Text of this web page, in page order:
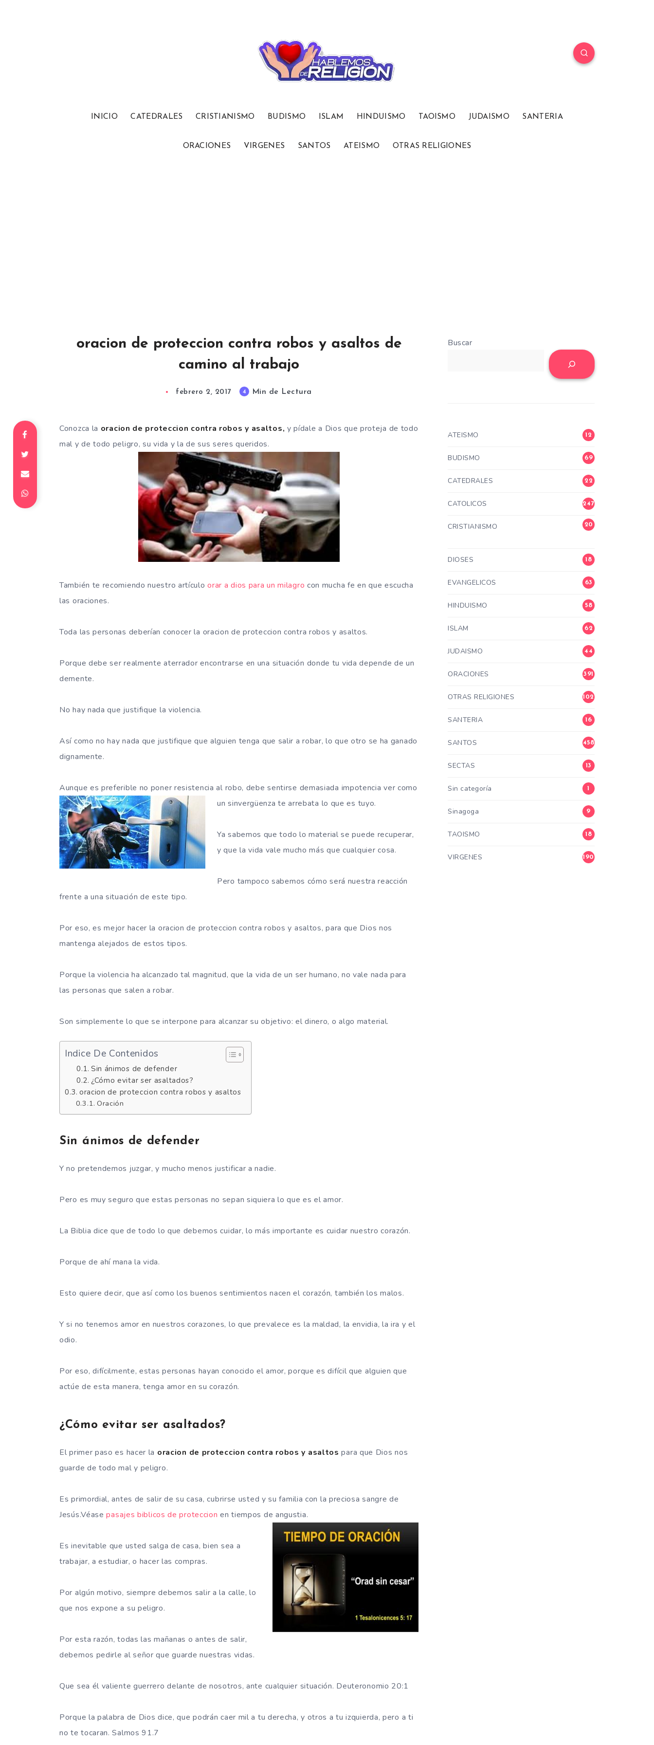
INICIO CATEDRALES CRISTIANISMO BUDISMO ISLAM HINDUISMO TAOISMO JUDAISMO SANTERIA
ORACIONES VIRGENES SANTOS ATEISMO OTRAS RELIGIONES
oracion de proteccion contra robos y asaltos de
camino al trabajo
febrero 2, 2017 4 Min de Lectura
Conozca la oracion de proteccion contra robos y asaltos, y pídale a Dios que proteja de todo
mal y de todo peligro, su vida y la de sus seres queridos.
También te recomiendo nuestro artículoorar a dios para un milagro con mucha fe en que escucha
las oraciones.
Toda las personas deberían conocer la oracion de proteccion contra robos y asaltos.
Porque debe ser realmente aterrador encontrarse en una situación donde tu vida depende de un
demente.
No hay nada que justifique la violencia.
Así como no hay nada que justifique que alguien tenga que salir a robar, lo que otro se ha ganado
dignamente.
Aunque es preferible no poner resistencia al robo, debe sentirse demasiada impotencia ver como
un sinvergüenza te arrebata lo que es tuyo.
Ya sabemos que todo lo material se puede recuperar,
y que la vida vale mucho más que cualquier cosa.
Pero tampoco sabemos cómo será nuestra reacción
frente a una situación de este tipo.
Por eso, es mejor hacer la oracion de proteccion contra robos y asaltos, para que Dios nos
mantenga alejados de estos tipos.
Porque la violencia ha alcanzado tal magnitud, que la vida de un ser humano, no vale nada para
las personas que salen a robar.
Son simplemente lo que se interpone para alcanzar su objetivo: el dinero, o algo material.
Indice De Contenidos
Sin ánimos de defender
¿Cómo evitar ser asaltados?
oracion de proteccion contra robos y asaltos
Oración
Sin ánimos de defender
Y no pretendemos juzgar, y mucho menos justificar a nadie.
Pero es muy seguro que estas personas no sepan siquiera lo que es el amor.
La Biblia dice que de todo lo que debemos cuidar, lo más importante es cuidar nuestro corazón.
Porque de ahí mana la vida.
Esto quiere decir, que así como los buenos sentimientos nacen el corazón, también los malos.
Y si no tenemos amor en nuestros corazones, lo que prevalece es la maldad, la envidia, la ira y el
odio.
Por eso, difícilmente, estas personas hayan conocido el amor, porque es difícil que alguien que
actúe de esta manera, tenga amor en su corazón.
¿Cómo evitar ser asaltados?
El primer paso es hacer la oracion de proteccion contra robos y asaltos para que Dios nos
guarde de todo mal y peligro.
Es primordial, antes de salir de su casa, cubrirse usted y su familia con la preciosa sangre de
Jesús.Véasepasajes biblicos de proteccionen tiempos de angustia.
Es inevitable que usted salga de casa, bien sea a
trabajar, a estudiar, o hacer las compras.
Por algún motivo, siempre debemos salir a la calle, lo
que nos expone a su peligro.
Por esta razón, todas las mañanas o antes de salir,
debemos pedirle al señor que guarde nuestras vidas.
Que sea él valiente guerrero delante de nosotros, ante cualquier situación. Deuteronomio 20:1
Porque la palabra de Dios dice, que podrán caer mil a tu derecha, y otros a tu izquierda, pero a ti
no te tocaran. Salmos 91.7
Buscar
ATEISMO 12
BUDISMO 69
CATEDRALES 22
CATOLICOS 247
CRISTIANISMO
20
DIOSES 18
EVANGELICOS 63
HINDUISMO 58
ISLAM 62
JUDAISMO 44
ORACIONES 391
OTRAS RELIGIONES 102
SANTERIA 16
SANTOS 458
SECTAS 13
Sin categoría 1
Sinagoga 9
TAOISMO 18
VIRGENES 190